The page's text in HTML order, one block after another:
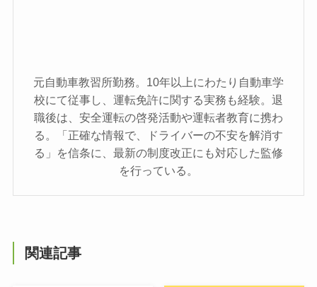
元自動車教習所勤務。10年以上にわたり自動車学
校にて従事し、運転免許に関する実務も経験。退
職後は、安全運転の啓発活動や運転者教育に携わ
る。「正確な情報で、ドライバーの不安を解消す
る」を信条に、最新の制度改正にも対応した監修
を行っている。
関連記事